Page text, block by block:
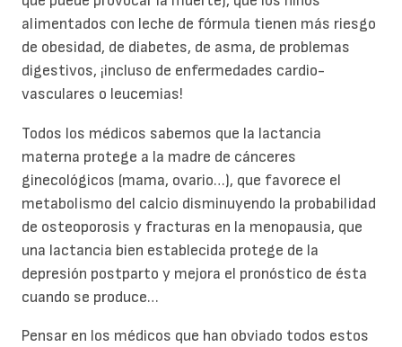
alimentados con leche de fórmula tienen más riesgo
de obesidad, de diabetes, de asma, de problemas
digestivos, ¡incluso de enfermedades cardio-
vasculares o leucemias!
Todos los médicos sabemos que la lactancia
materna protege a la madre de cánceres
ginecológicos (mama, ovario…), que favorece el
metabolismo del calcio disminuyendo la probabilidad
de osteoporosis y fracturas en la menopausia, que
una lactancia bien establecida protege de la
depresión postparto y mejora el pronóstico de ésta
cuando se produce…
Pensar en los médicos que han obviado todos estos